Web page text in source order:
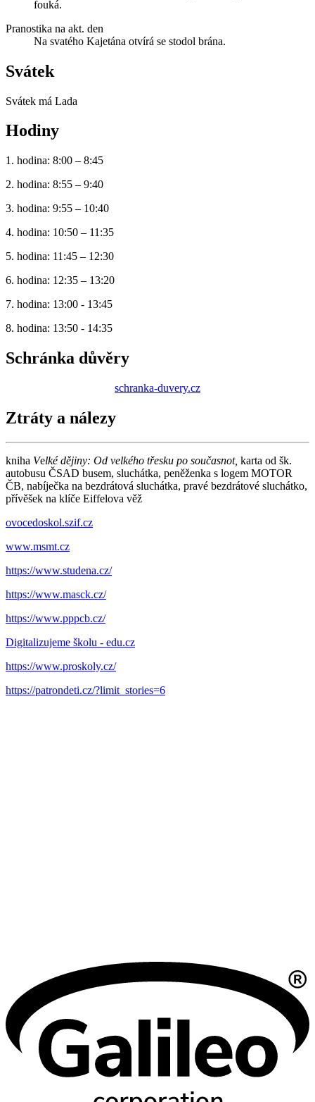
fouká.
Pranostika na akt. den
Na svatého Kajetána otvírá se stodol brána.
Svátek
Svátek má Lada
Hodiny
1. hodina: 8:00 – 8:45
2. hodina: 8:55 – 9:40
3. hodina: 9:55 – 10:40
4. hodina: 10:50 – 11:35
5. hodina: 11:45 – 12:30
6. hodina: 12:35 – 13:20
7. hodina: 13:00 - 13:45
8. hodina: 13:50 - 14:35
Schránka důvěry
schranka-duvery.cz
Ztráty a nálezy
kniha Velké dějiny: Od velkého třesku po současnot, karta od šk.
autobusu ČSAD busem, sluchátka, peněženka s logem MOTOR
ČB, nabíječka na bezdrátová sluchátka, pravé bezdrátové sluchátko,
přívěšek na klíče Eiffelova věž
ovocedoskol.szif.cz
www.msmt.cz
https://www.studena.cz/
https://www.masck.cz/
https://www.pppcb.cz/
Digitalizujeme školu - edu.cz
https://www.proskoly.cz/
https://patrondeti.cz/?limit_stories=6